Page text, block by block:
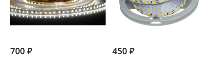
700 ₽ 450 ₽